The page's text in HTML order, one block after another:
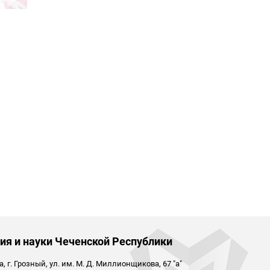
и науки Чеченской Республики
г. Грозный, ул. им. М. Д. Миллионщикова, 67 "а"